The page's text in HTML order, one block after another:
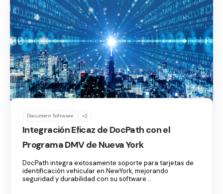
Document Software +2
Integración Eficaz de DocPath con el
Programa DMV de Nueva York
DocPath integra exitosamente soporte para tarjetas de
identificación vehicular en NewYork, mejorando
seguridad y durabilidad con su software...